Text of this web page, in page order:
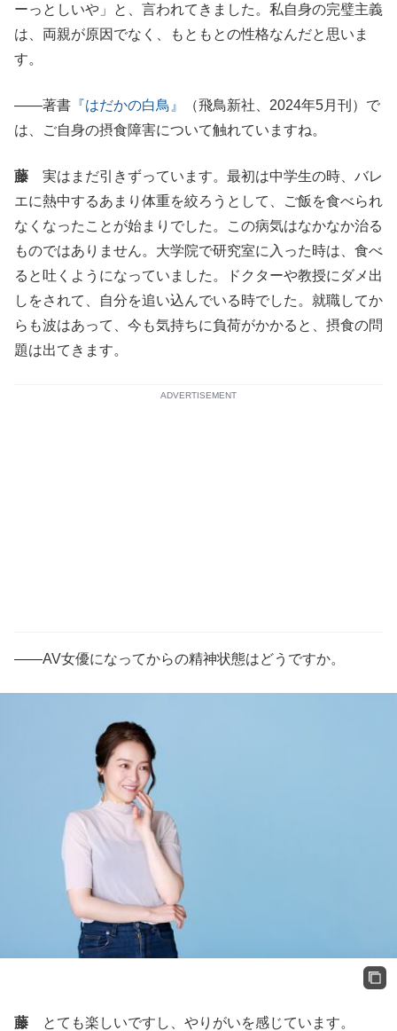
ーっとしいや」と、言われてきました。私自身の完璧主義
は、両親が原因でなく、もともとの性格なんだと思いま
す。
――著書 『はだかの白鳥』
（飛鳥新社、2024年5月刊）で
は、ご自身の摂食障害について触れていますね。
藤 実はまだ引きずっています。最初は中学生の時、バレ
エに熱中するあまり体重を絞ろうとして、ご飯を食べられ
なくなったことが始まりでした。この病気はなかなか治る
ものではありません。大学院で研究室に入った時は、食べ
ると吐くようになっていました。ドクターや教授にダメ出
しをされて、自分を追い込んでいる時でした。就職してか
らも波はあって、今も気持ちに負荷がかかると、摂食の問
題は出てきます。
ADVERTISEMENT
――AV女優になってからの精神状態はどうですか。
藤 とても楽しいですし、やりがいを感じています。